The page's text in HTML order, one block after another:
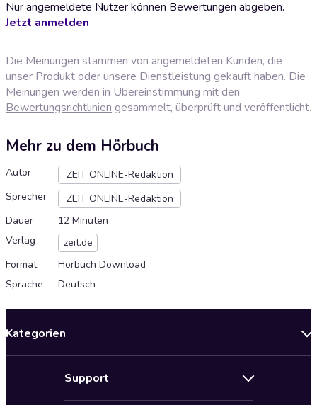
Nur angemeldete Nutzer können Bewertungen abgeben.
Jetzt anmelden
Die Meinungen stammen von angemeldeten Kunden, die
unser Produkt oder unsere Dienstleistung gekauft haben. Die
Meinungen werden in Übereinstimmung mit den
Bewertungsrichtlinien gesammelt, überprüft und veröffentlicht.
Mehr zu dem Hörbuch
Autor
ZEIT ONLINE-Redaktion
Sprecher
ZEIT ONLINE-Redaktion
Dauer
12 Minuten
Verlag
zeit.de
Format
Hörbuch Download
Sprache
Deutsch
Kategorien
Support